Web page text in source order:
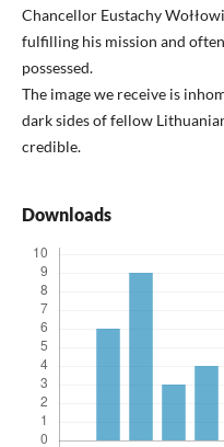
Chancellor Eustachy
fulfilling his mission and
possessed.
The image we receive is
dark sides of fellow
credible.
Downloads